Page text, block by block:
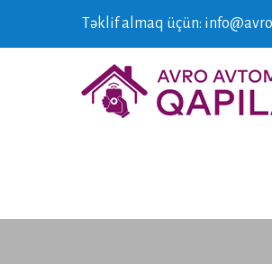
Təklif almaq üçün: